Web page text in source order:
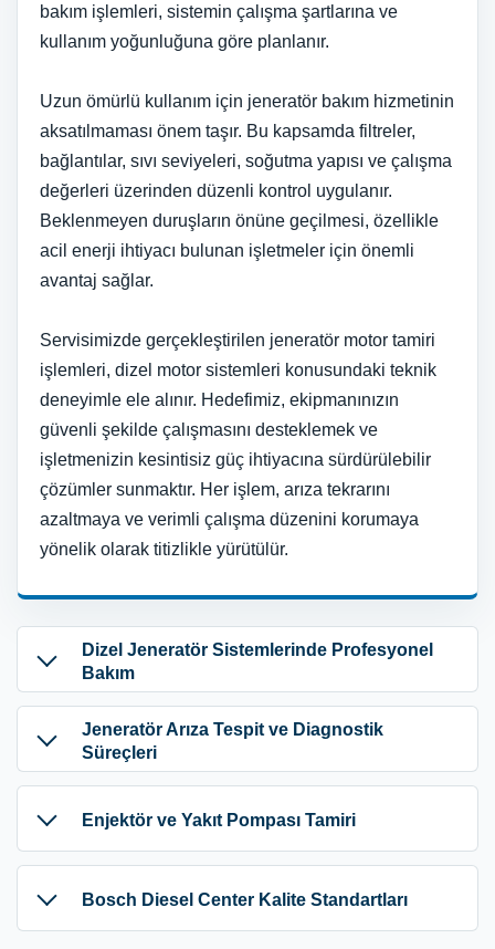
bakım işlemleri, sistemin çalışma şartlarına ve
kullanım yoğunluğuna göre planlanır.
Uzun ömürlü kullanım için jeneratör bakım hizmetinin
aksatılmaması önem taşır. Bu kapsamda filtreler,
bağlantılar, sıvı seviyeleri, soğutma yapısı ve çalışma
değerleri üzerinden düzenli kontrol uygulanır.
Beklenmeyen duruşların önüne geçilmesi, özellikle
acil enerji ihtiyacı bulunan işletmeler için önemli
avantaj sağlar.
Servisimizde gerçekleştirilen jeneratör motor tamiri
işlemleri, dizel motor sistemleri konusundaki teknik
deneyimle ele alınır. Hedefimiz, ekipmanınızın
güvenli şekilde çalışmasını desteklemek ve
işletmenizin kesintisiz güç ihtiyacına sürdürülebilir
çözümler sunmaktır. Her işlem, arıza tekrarını
azaltmaya ve verimli çalışma düzenini korumaya
yönelik olarak titizlikle yürütülür.
Dizel Jeneratör Sistemlerinde Profesyonel
Bakım
Jeneratör Arıza Tespit ve Diagnostik
Süreçleri
Enjektör ve Yakıt Pompası Tamiri
Bosch Diesel Center Kalite Standartları